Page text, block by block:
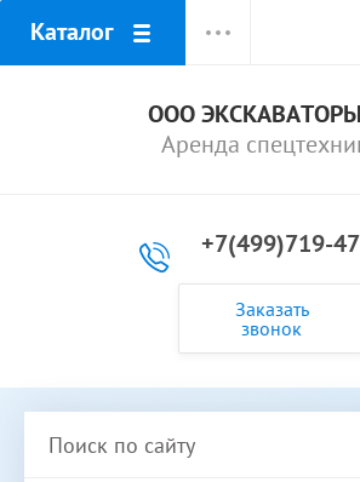
Каталог
ООО
Аренда
+7(499)719-
Заказать
звонок